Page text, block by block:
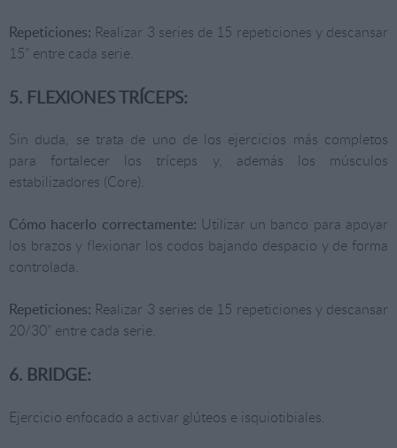
Repeticiones: Realizar 3 series de 15 repeticiones y descansar
15” entre cada serie.
5. FLEXIONES TRÍCEPS:
Sin duda, se trata de uno de los ejercicios más completos
para fortalecer los tríceps y, además los músculos
estabilizadores (Core).
Cómo hacerlo correctamente: Utilizar un banco para apoyar
los brazos y flexionar los codos bajando despacio y de forma
controlada.
Repeticiones: Realizar 3 series de 15 repeticiones y descansar
20/30” entre cada serie.
6. BRIDGE:
Ejercicio enfocado a activar glúteos e isquiotibiales.